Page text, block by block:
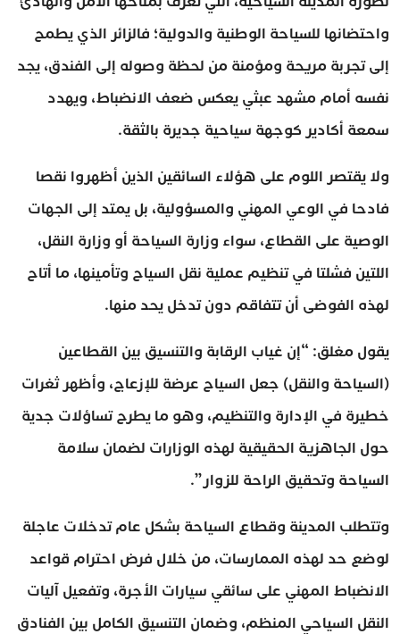
واحتضانها للسياحة الوطنية والدولية؛ فالزائر الذي يطمح
إلى تجربة مريحة ومؤمنة من لحظة وصوله إلى الفندق، يجد
نفسه أمام مشهد عبثي يعكس ضعف الانضباط، ويهدد
سمعة أكادير كوجهة سياحية جديرة بالثقة.
ولا يقتصر اللوم على هؤلاء السائقين الذين أظهروا نقصا
فادحا في الوعي المهني والمسؤولية، بل يمتد إلى الجهات
الوصية على القطاع، سواء وزارة السياحة أو وزارة النقل،
اللتين فشلتا في تنظيم عملية نقل السياح وتأمينها، ما أتاح
لهذه الفوضى أن تتفاقم دون تدخل يحد منها.
يقول مغلق: “إن غياب الرقابة والتنسيق بين القطاعين
(السياحة والنقل) جعل السياح عرضة للإزعاج، وأظهر ثغرات
خطيرة في الإدارة والتنظيم، وهو ما يطرح تساؤلات جدية
حول الجاهزية الحقيقية لهذه الوزارات لضمان سلامة
السياحة وتحقيق الراحة للزوار”.
وتتطلب المدينة وقطاع السياحة بشكل عام تدخلات عاجلة
لوضع حد لهذه الممارسات، من خلال فرض احترام قواعد
الانضباط المهني على سائقي سيارات الأجرة، وتفعيل آليات
النقل السياحي المنظم، وضمان التنسيق الكامل بين الفنادق